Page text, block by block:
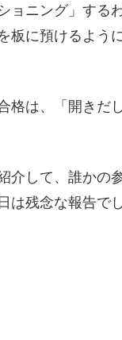
ニング」する
板に預けるよ
は、「開きだ
して、誰かの
は残念な報告で